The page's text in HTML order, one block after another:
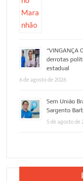
“VINGANÇA
derrotas
estadual
6 de agosto de 2026
Sem União
Sargento
5 de agosto de